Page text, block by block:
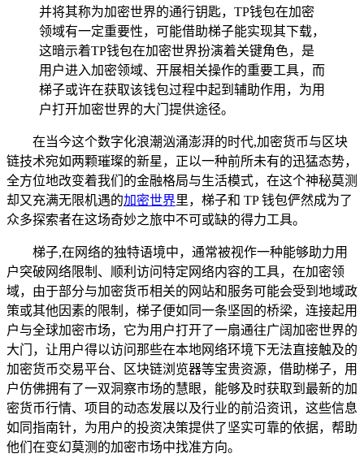
并将其称为加密世界的通行钥匙，TP钱包在加密
领域有一定重要性，可能借助梯子能实现其下载，
这暗示着TP钱包在加密世界扮演着关键角色，是
用户进入加密领域、开展相关操作的重要工具，而
梯子或许在获取该钱包过程中起到辅助作用，为用
户打开加密世界的大门提供途径。
在当今这个数字化浪潮汹涌澎湃的时代,加密货币与区块
链技术宛如两颗璀璨的新星，正以一种前所未有的迅猛态势，
全方位地改变着我们的金融格局与生活模式，在这个神秘莫测
却又充满无限机遇的加密世界里，梯子和 TP 钱包俨然成为了
众多探索者在这场奇妙之旅中不可或缺的得力工具。
梯子,在网络的独特语境中，通常被视作一种能够助力用
户突破网络限制、顺利访问特定网络内容的工具，在加密领
域，由于部分与加密货币相关的网站和服务可能会受到地域政
策或其他因素的限制，梯子便如同一条坚固的桥梁，连接起用
户与全球加密市场，它为用户打开了一扇通往广阔加密世界的
大门，让用户得以访问那些在本地网络环境下无法直接触及的
加密货币交易平台、区块链浏览器等宝贵资源，借助梯子，用
户仿佛拥有了一双洞察市场的慧眼，能够及时获取到最新的加
密货币行情、项目的动态发展以及行业的前沿资讯，这些信息
如同指南针，为用户的投资决策提供了坚实可靠的依据，帮助
他们在变幻莫测的加密市场中找准方向。